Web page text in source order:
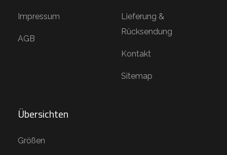
Impressum
AGB
Lieferung &
Rücksendung
Kontakt
Sitemap
Übersichten
Größen